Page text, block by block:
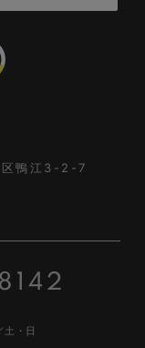
区鴨江3-2-7
土・日